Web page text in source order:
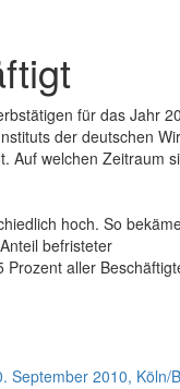
für das Jahr
der deutschen
Auf welchen Zeitraum
hoch. So
befristeter
aller
September 2010, Köln/